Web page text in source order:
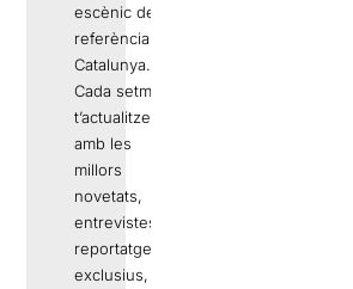
escènic de
referència a
Catalunya.
Cada setmana
t’actualitzem
amb les
millors
novetats,
entrevistes,
reportatges
exclusius,